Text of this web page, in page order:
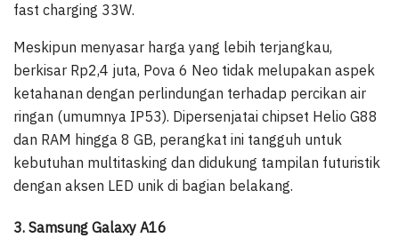
fast charging 33W.
Meskipun menyasar harga yang lebih terjangkau,
berkisar Rp2,4 juta, Pova 6 Neo tidak melupakan aspek
ketahanan dengan perlindungan terhadap percikan air
ringan (umumnya IP53). Dipersenjatai chipset Helio G88
dan RAM hingga 8 GB, perangkat ini tangguh untuk
kebutuhan multitasking dan didukung tampilan futuristik
dengan aksen LED unik di bagian belakang.
3. Samsung Galaxy A16